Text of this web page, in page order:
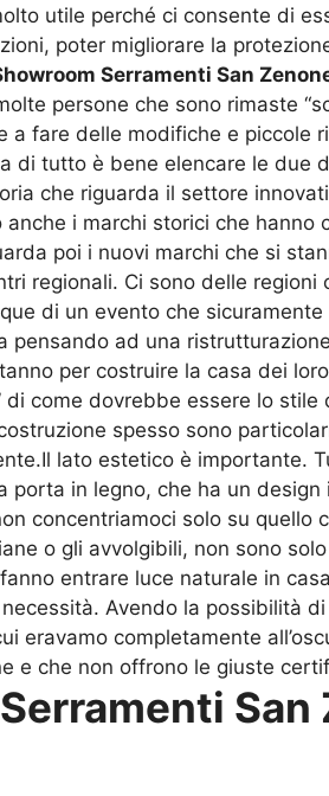
utile perché ci consente di
poter migliorare la
Serramenti San
persone che sono rimaste
a fare delle modifiche e
di tutto è bene elencare le due
che riguarda il settore
i marchi storici che
poi i nuovi marchi che si
regionali. Ci sono delle
di un evento che
pensando ad una
per costruire la casa dei
di come dovrebbe essere lo
spesso sono
lato estetico è importante.
porta in legno, che ha un
concentriamoci solo su
o gli avvolgibili, non sono
entrare luce naturale in
Avendo la possibilità
eravamo completamente
e che non offrono le giuste
San